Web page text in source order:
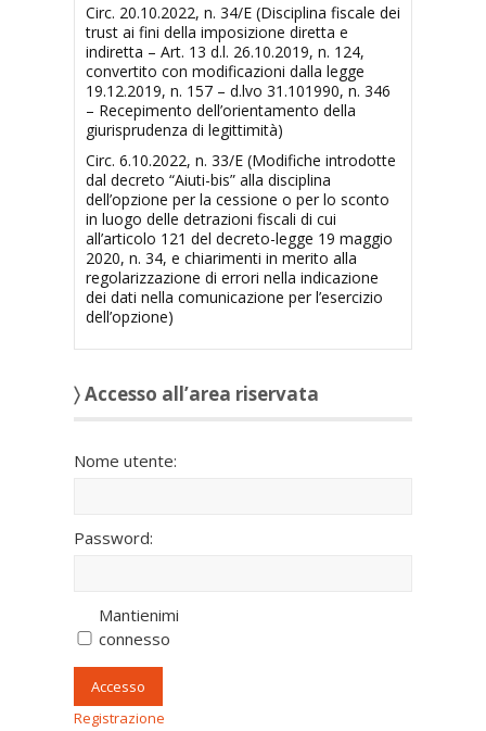
Circ. 20.10.2022, n. 34/E (Disciplina fiscale dei
trust ai fini della imposizione diretta e
indiretta – Art. 13 d.l. 26.10.2019, n. 124,
convertito con modificazioni dalla legge
19.12.2019, n. 157 – d.lvo 31.101990, n. 346
– Recepimento dell’orientamento della
giurisprudenza di legittimità)
Circ. 6.10.2022, n. 33/E (Modifiche introdotte
dal decreto “Aiuti-bis” alla disciplina
dell’opzione per la cessione o per lo sconto
in luogo delle detrazioni fiscali di cui
all’articolo 121 del decreto-legge 19 maggio
2020, n. 34, e chiarimenti in merito alla
regolarizzazione di errori nella indicazione
dei dati nella comunicazione per l’esercizio
dell’opzione)
〉 Accesso all’area riservata
Nome utente:
Password:
Mantienimi
connesso
Accesso
Registrazione